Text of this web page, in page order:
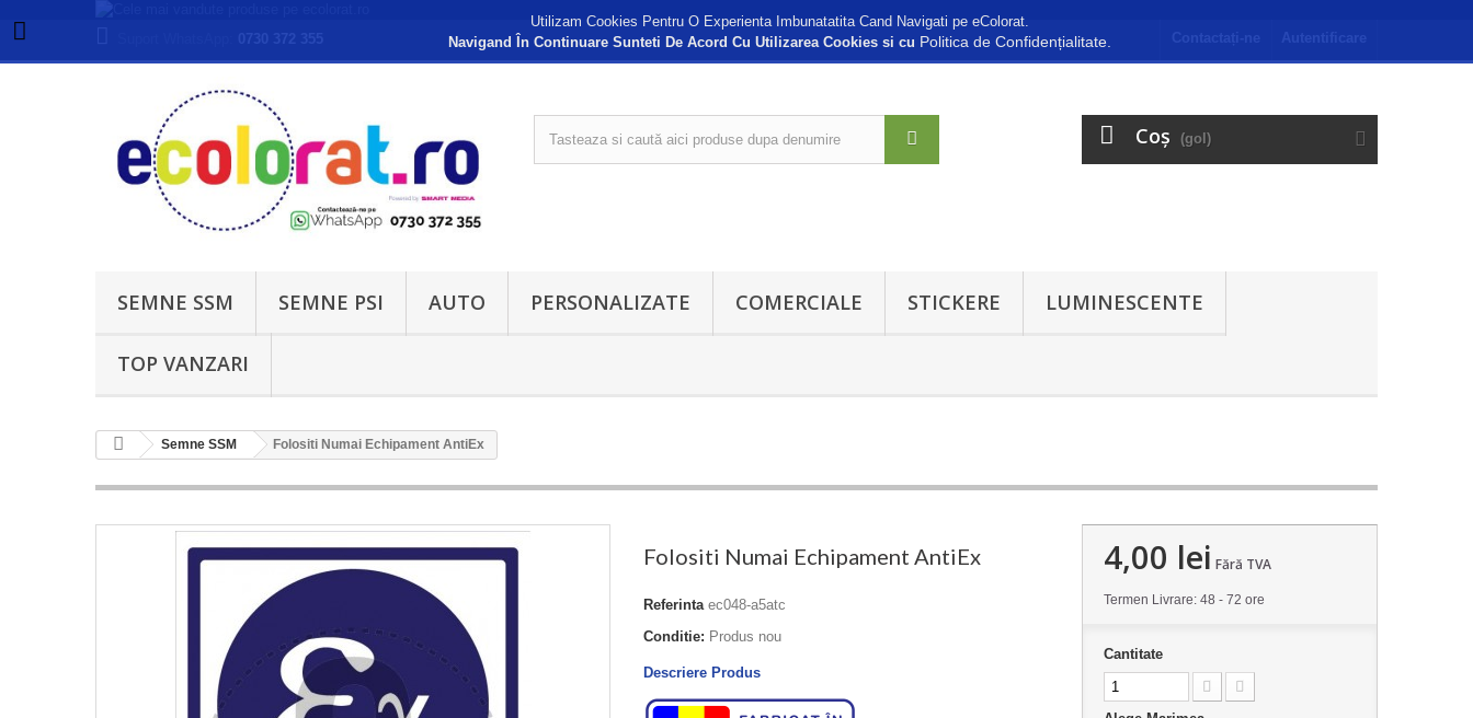
Coş (gol)
SEMNE SSM SEMNE PSI AUTO PERSONALIZATE COMERCIALE STICKERE LUMINESCENTE
TOP VANZARI
Semne SSM Folositi Numai Echipament AntiEx
Folositi Numai Echipament AntiEx
Referinta ec048-a5atc
Conditie: Produs nou
Descriere Produs
4,00 lei Fără TVA
Termen Livrare: 48 - 72 ore
Cantitate
Utilizam Cookies Pentru O Experienta Imbunatatita Cand Navigati pe eColorat.
Navigand În Continuare Sunteti De Acord Cu Utilizarea Cookies si cu Politica de Confidențialitate.